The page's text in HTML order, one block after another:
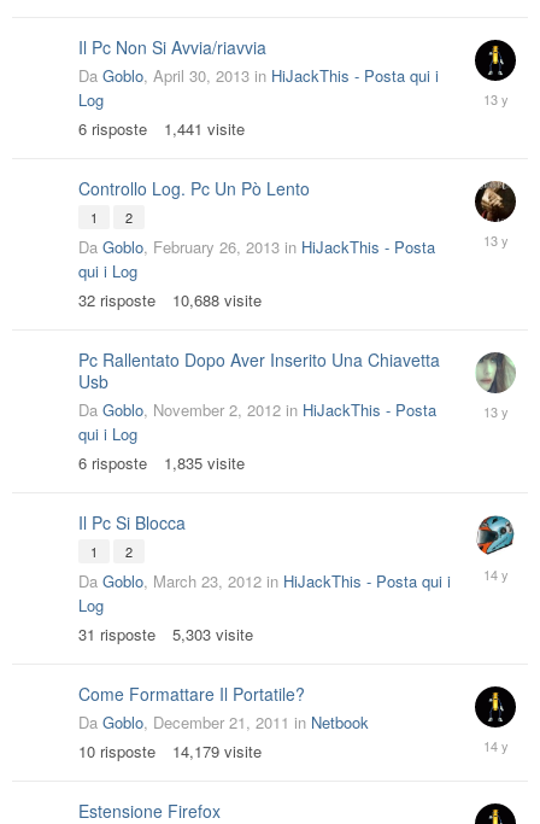
Il Pc Non Si Avvia/riavvia
Da Goblo, April 30, 2013 in HiJackThis - Posta qui i
Log
6 risposte 1,441 visite
May
6,
Controllo Log. Pc Un Pò Lento
1 2
Da Goblo, February 26, 2013 in HiJackThis - Posta
qui i Log
32 risposte 10,688 visite
March
14,
Pc Rallentato Dopo Aver Inserito Una Chiavetta
Usb
Da Goblo, November 2, 2012 in HiJackThis - Posta
qui i Log
6 risposte 1,835 visite
24,
Il Pc Si Blocca
1 2
Da Goblo, March 23, 2012 in HiJackThis - Posta qui i
Log
31 risposte 5,303 visite
April
3,
Come Formattare Il Portatile?
Da Goblo, December 21, 2011 in Netbook
10 risposte 14,179 visite
January
2,
Estensione Firefox